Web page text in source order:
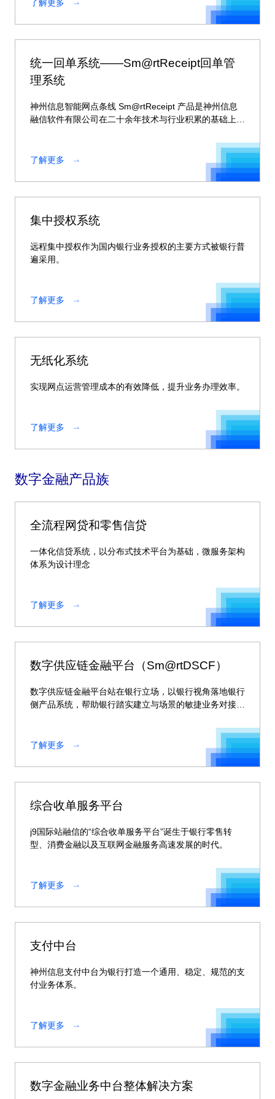
了解更多
统一回单系统——Sm@rtReceipt回单管
理系统
神州信息智能网点条线 Sm@rtReceipt 产品是神州信息
融信软件有限公司在二十余年技术与行业积累的基础上自
入、具备完善信息安全机制，提供全行级的统一单据管
理。
了解更多
集中授权系统
远程集中授权作为国内银行业务授权的主要方式被银行普
遍采用。
了解更多
无纸化系统
实现网点运营管理成本的有效降低，提升业务办理效率。
了解更多
数字金融产品族
全流程网贷和零售信贷
一体化信贷系统，以分布式技术平台为基础，微服务架构
体系为设计理念
了解更多
数字供应链金融平台（Sm@rtDSCF）
数字供应链金融平台站在银行立场，以银行视角落地银行
侧产品系统，帮助银行踏实建立与场景的敏捷业务对接能
行完整建立场景金融业务闭环，为银行获得更佳的行业口
碑和更强市场竞争力。
了解更多
综合收单服务平台
j9国际站融信的“综合收单服务平台”诞生于银行零售转
型、消费金融以及互联网金融服务高速发展的时代。
了解更多
支付中台
神州信息支付中台为银行打造一个通用、稳定、规范的支
付业务体系。
了解更多
数字金融业务中台整体解决方案